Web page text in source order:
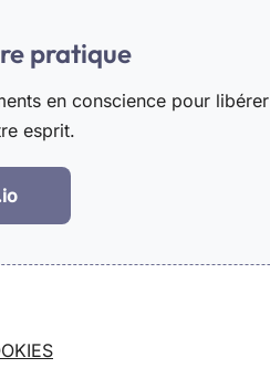
pratique
en conscience pour libérer
esprit.